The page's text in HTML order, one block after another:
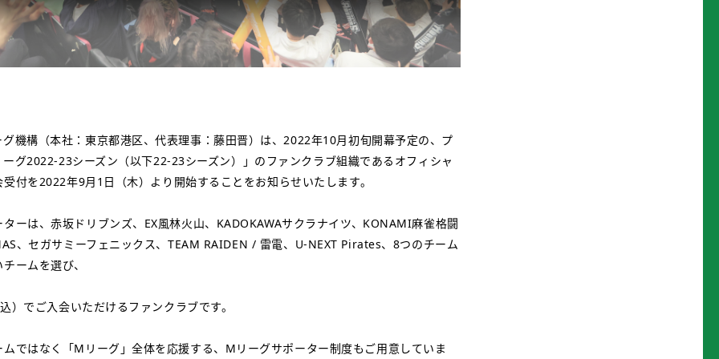
機構（本社：東京都港区、代表理事：藤田晋）は、2022年10月初旬開幕予定の、プ
グ2022-23シーズン（以下22-23シーズン）」のファンクラブ組織であるオフィシャ
付を2022年9月1日（木）より開始することをお知らせいたします。
ーは、赤坂ドリブンズ、EX風林火山、KADOKAWAサクラナイツ、KONAMI麻雀格闘
、セガサミーフェニックス、TEAM RAIDEN / 雷電、U-NEXT Pirates、8つのチーム
ームを選び、
）でご入会いただけるファンクラブです。
ではなく「Mリーグ」全体を応援する、Mリーグサポーター制度もご用意していま